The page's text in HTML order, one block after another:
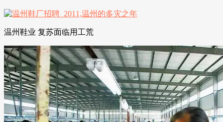
温州鞋业 复苏面临用工荒